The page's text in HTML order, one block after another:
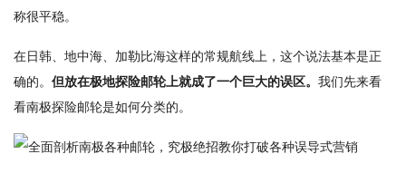
称很平稳。
在日韩、地中海、加勒比海这样的常规航线上，这个说法基本是正
确的。 但放在极地探险邮轮上就成了一个巨大的误区。 我们先来看
看南极探险邮轮是如何分类的。